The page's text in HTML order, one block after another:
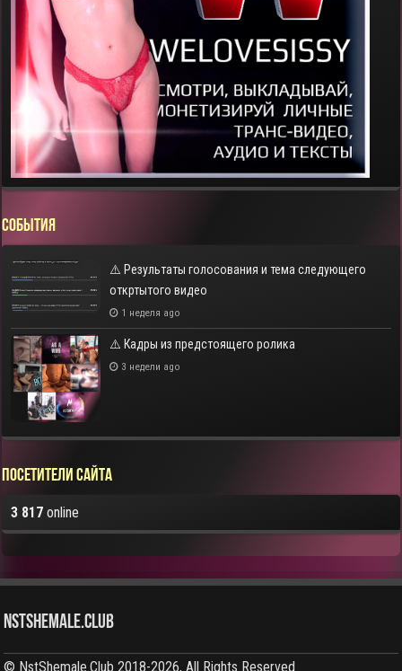
СОБЫТИЯ
⚠️ Результаты голосования и тема следующего
откртытого видео
1 неделя ago
⚠️ Кадры из предстоящего ролика
3 недели ago
Посетители сайта
3 817 online
NstShemale.Club
© NstShemale.Club 2018-2026, All Rights Reserved